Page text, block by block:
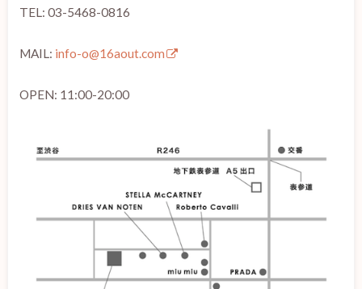
TEL: 03-5468-0816
MAIL: info-o@16aout.com
OPEN: 11:00-20:00